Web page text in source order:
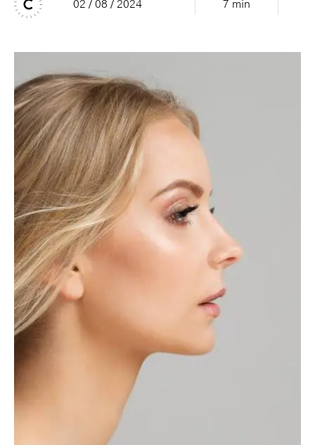
02 / 08 / 2024 7 min